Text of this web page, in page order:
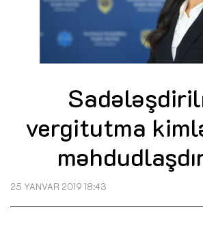
vergitutma
25 YANVAR 2019 18:43